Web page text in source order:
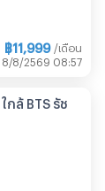
฿11,999 /เดือน
8/8/2569 08:57
กล้ BTS รัช